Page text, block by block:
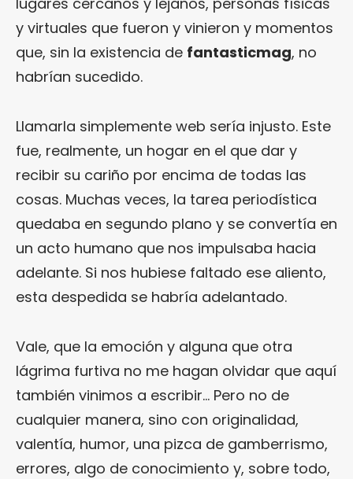
y virtuales que fueron y vinieron y momentos
que, sin la existencia de fantasticmag, no
habrían sucedido.
Llamarla simplemente web sería injusto. Este
fue, realmente, un hogar en el que dar y
recibir su cariño por encima de todas las
cosas. Muchas veces, la tarea periodística
quedaba en segundo plano y se convertía en
un acto humano que nos impulsaba hacia
adelante. Si nos hubiese faltado ese aliento,
esta despedida se habría adelantado.
Vale, que la emoción y alguna que otra
lágrima furtiva no me hagan olvidar que aquí
también vinimos a escribir… Pero no de
cualquier manera, sino con originalidad,
valentía, humor, una pizca de gamberrismo,
errores, algo de conocimiento y, sobre todo,